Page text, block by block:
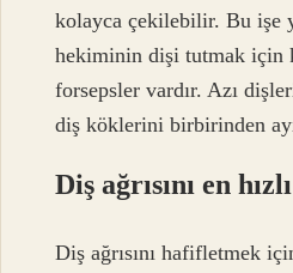
kolayca çekilebilir. Bu işe
hekiminin dişi tutmak için
forsepsler vardır. Azı
diş köklerini birbirinden
Diş ağrısını en
Diş ağrısını hafifletmek